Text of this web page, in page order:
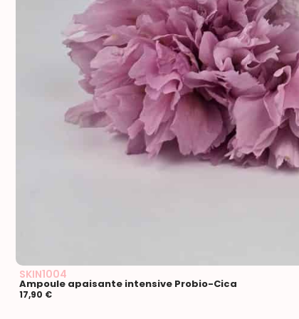
SKIN1004
Ampoule apaisante intensive Probio-Cica
17,90 €